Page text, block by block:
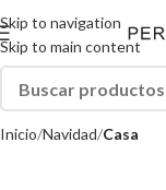
Skip to navigation
Skip to main content
Inicio Navidad Casa